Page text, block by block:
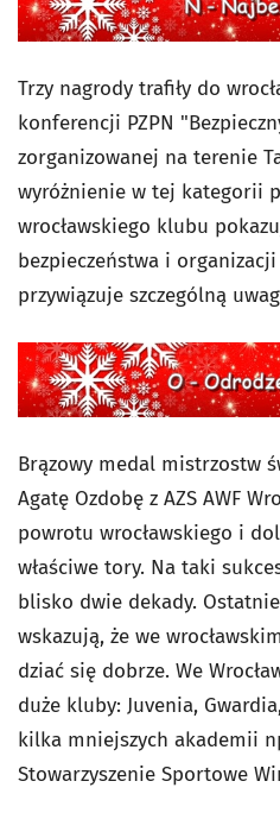
Trzy nagrody trafiły do
konferencji PZPN
zorganizowanej na terenie
wyróżnienie w tej kategorii
wrocławskiego klubu
bezpieczeństwa i
przywiązuje szczególną
Brązowy medal mistrzostw
Agatę Ozdobę z AZS AWF
powrotu wrocławskiego i
właściwe tory. Na taki
blisko dwie dekady.
wskazują, że we
dziać się dobrze. We
duże kluby: Juvenia,
kilka mniejszych akademii
Stowarzyszenie Sportowe